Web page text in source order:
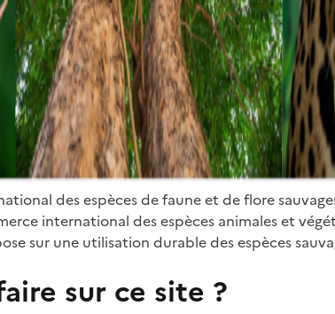
des espèces de faune et de flore
international des espèces animales et
sur une utilisation durable des espèces
sur ce site ?